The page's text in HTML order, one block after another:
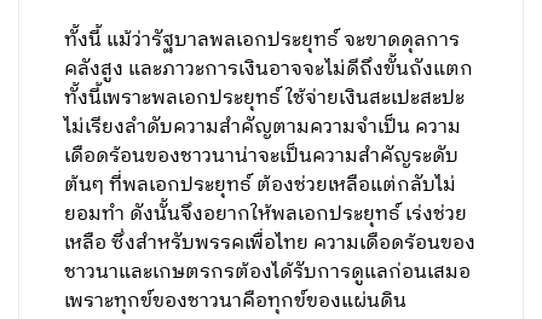
ทั้งนี้ แม้ว่ารัฐบาลพลเอกประยุทธ์ จะขาดดุลการ
คลังสูง และภาวะการเงินอาจจะไม่ดีถึงขั้นถังแตก
ทั้งนี้เพราะพลเอกประยุทธ์ ใช้จ่ายเงินสะเปะสะปะ
ไม่เรียงลำดับความสำคัญตามความจำเป็น ความ
เดือดร้อนของชาวนาน่าจะเป็นความสำคัญระดับ
ต้นๆ ที่พลเอกประยุทธ์ ต้องช่วยเหลือแต่กลับไม่
ยอมทำ ดังนั้นจึงอยากให้พลเอกประยุทธ์ เร่งช่วย
เหลือ ซึ่งสำหรับพรรคเพื่อไทย ความเดือดร้อนของ
ชาวนาและเกษตรกรต้องได้รับการดูแลก่อนเสมอ
เพราะทุกข์ของชาวนาคือทุกข์ของแผ่นดิน